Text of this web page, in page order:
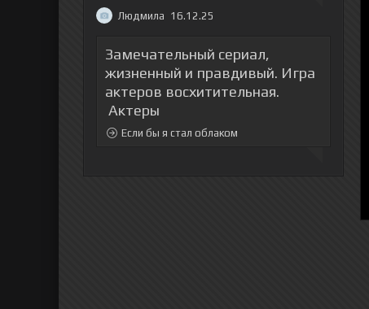
Людмила 16.12.25
Замечательный сериал,
жизненный и правдивый. Игра
актеров восхитительная.
Актеры
Если бы я стал облаком